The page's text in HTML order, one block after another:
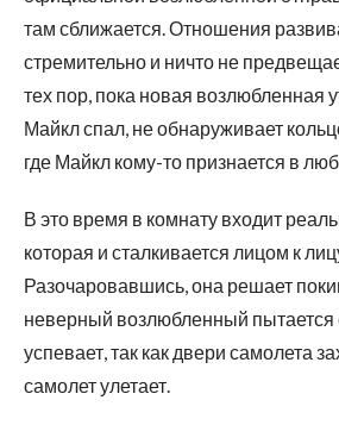
там сближается. Отношения
стремительно и ничто не
тех пор, пока новая возлюбленная
Майкл спал, не обнаруживает
где Майкл кому-то признается в
В это время в комнату входит
которая и сталкивается лицом к
Разочаровавшись, она решает
неверный возлюбленный пытается
успевает, так как двери самолета
самолет улетает.